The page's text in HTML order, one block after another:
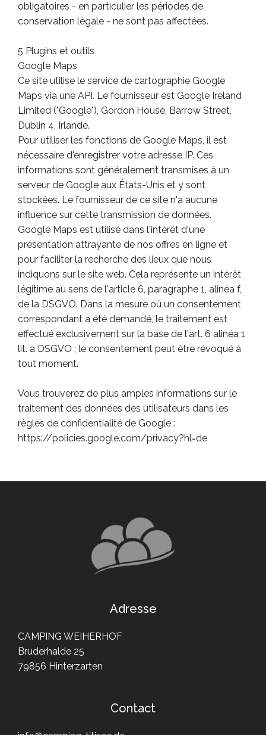
obligatoires - en particulier les périodes de
conservation légale - ne sont pas affectées.
5 Plugins et outils
Google Maps
Ce site utilise le service de cartographie Google
Maps via une API. Le fournisseur est Google Ireland
Limited ("Google"), Gordon House, Barrow Street,
Dublin 4, Irlande.
Pour utiliser les fonctions de Google Maps, il est
nécessaire d'enregistrer votre adresse IP. Ces
informations sont généralement transmises à un
serveur de Google aux États-Unis et y sont
stockées. Le fournisseur de ce site n'a aucune
influence sur cette transmission de données.
Google Maps est utilisé dans l'intérêt d'une
présentation attrayante de nos offres en ligne et
pour faciliter la recherche des lieux que nous
indiquons sur le site web. Cela représente un intérêt
légitime au sens de l'article 6, paragraphe 1, alinéa f,
de la DSGVO. Dans la mesure où un consentement
correspondant a été demandé, le traitement est
effectué exclusivement sur la base de l'art. 6 alinéa 1
lit. a DSGVO ; le consentement peut être révoqué à
tout moment.
Vous trouverez de plus amples informations sur le
traitement des données des utilisateurs dans les
règles de confidentialité de Google :
https://policies.google.com/privacy?hl=de
Adresse
CAMPING WEIHERHOF
Bruderhalde 25
79856 Hinterzarten
Contact